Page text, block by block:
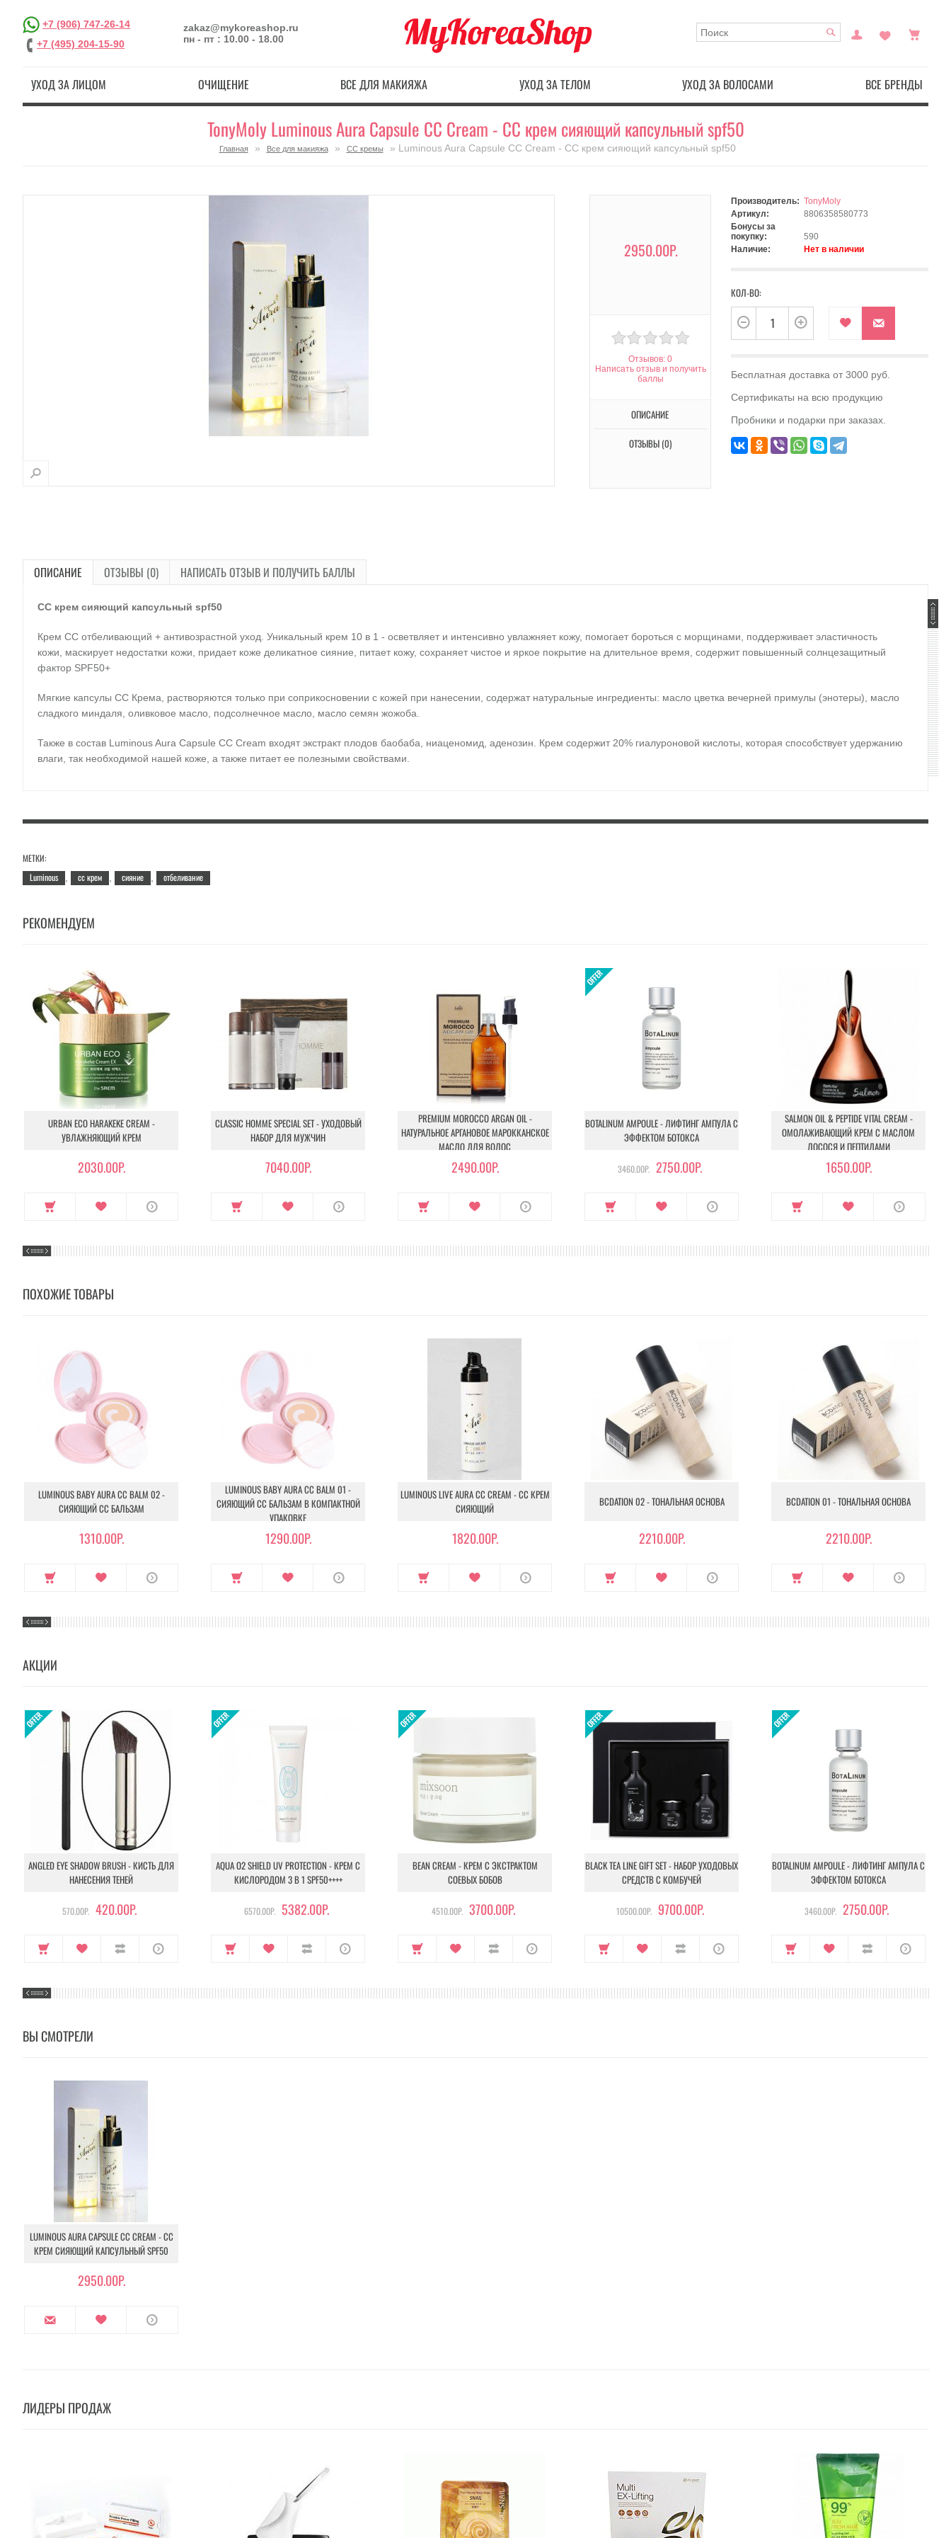
+7 (906) 747-26-14
+7 (495) 204-15-90
zakaz@mykoreashop.ru
пн - пт : 10.00 - 18.00
УХОД ЗА ЛИЦОМ ОЧИЩЕНИЕ ВСЕ ДЛЯ МАКИЯЖА УХОД ЗА ТЕЛОМ УХОД ЗА ВОЛОСАМИ ВСЕ БРЕНДЫ
TonyMoly Luminous Aura Capsule CC Cream - СС крем сияющий капсульный spf50
Главная » Все для макияжа » СС кремы » Luminous Aura Capsule CC Cream - СС крем сияющий капсульный spf50
2950.00Р.
Отзывов: 0
Написать отзыв и получить
баллы
ОПИСАНИЕ
ОТЗЫВЫ (0)
Производитель: TonyMoly
Артикул:
8806358580773
Бонусы за
покупку:
590
Наличие:
Нет в наличии
КОЛ-ВО:
Бесплатная доставка от 3000 руб.
Сертификаты на всю продукцию
Пробники и подарки при заказах.
ОПИСАНИЕ ОТЗЫВЫ (0) НАПИСАТЬ ОТЗЫВ И ПОЛУЧИТЬ БАЛЛЫ
СС крем сияющий капсульный spf50
Крем СС отбеливающий + антивозрастной уход. Уникальный крем 10 в 1 - осветвляет и интенсивно увлажняет кожу, помогает бороться с морщинами, поддерживает эластичность
кожи, маскирует недостатки кожи, придает коже деликатное сияние, питает кожу, сохраняет чистое и яркое покрытие на длительное время, содержит повышенный солнцезащитный
фактор SPF50+
Мягкие капсулы СС Крема, растворяются только при соприкосновении с кожей при нанесении, содержат натуральные ингредиенты: масло цветка вечерней примулы (энотеры), масло
сладкого миндаля, оливковое масло, подсолнечное масло, масло семян жожоба.
Также в состав Luminous Aura Capsule CC Cream входят экстракт плодов баобаба, ниаценомид, аденозин. Крем содержит 20% гиалуроновой кислоты, которая способствует удержанию
влаги, так необходимой нашей коже, а также питает ее полезными свойствами.
Объем:50 мл.
МЕТКИ:
Luminous
cc крем сияние отбеливание
РЕКОМЕНДУЕМ
URBAN ECO HARAKEKE CREAM -
УВЛАЖНЯЮЩИЙ КРЕМ
2030.00Р.
CLASSIC HOMME SPECIAL SET - УХОДОВЫЙ
НАБОР ДЛЯ МУЖЧИН
7040.00Р.
PREMIUM MOROCCO ARGAN OIL -
НАТУРАЛЬНОЕ АРГАНОВОЕ МАРОККАНСКОЕ
МАСЛО ДЛЯ ВОЛОС
2490.00Р.
BOTALINUM AMPOULE - ЛИФТИНГ АМПУЛА С
ЭФФЕКТОМ БОТОКСА
3460.00Р. 2750.00Р.
SALMON OIL & PEPTIDE VITAL CREAM -
ОМОЛАЖИВАЮЩИЙ КРЕМ С МАСЛОМ
ЛОСОСЯ И ПЕПТИДАМИ
1650.00Р.
ПОХОЖИЕ ТОВАРЫ
LUMINOUS BABY AURA CC BALM 02 -
СИЯЮЩИЙ CC БАЛЬЗАМ
1310.00Р.
LUMINOUS BABY AURA CC BALM 01 -
СИЯЮЩИЙ CC БАЛЬЗАМ В КОМПАКТНОЙ
УПАКОВКЕ
1290.00Р.
LUMINOUS LIVE AURA CC CREAM - СС КРЕМ
СИЯЮЩИЙ
1820.00Р.
BCDATION 02 - ТОНАЛЬНАЯ ОСНОВА
2210.00Р.
BCDATION 01 - ТОНАЛЬНАЯ ОСНОВА
2210.00Р.
АКЦИИ
ANGLED EYE SHADOW BRUSH - КИСТЬ ДЛЯ
НАНЕСЕНИЯ ТЕНЕЙ
570.00Р. 420.00Р.
AQUA O2 SHIELD UV PROTECTION - КРЕМ С
КИСЛОРОДОМ 3 В 1 SPF50++++
6570.00Р. 5382.00Р.
BEAN CREAM - КРЕМ С ЭКСТРАКТОМ
СОЕВЫХ БОБОВ
4510.00Р. 3700.00Р.
BLACK TEA LINE GIFT SET - НАБОР УХОДОВЫХ
СРЕДСТВ С КОМБУЧЕЙ
10500.00Р. 9700.00Р.
BOTALINUM AMPOULE - ЛИФТИНГ АМПУЛА С
ЭФФЕКТОМ БОТОКСА
3460.00Р. 2750.00Р.
ВЫ СМОТРЕЛИ
LUMINOUS AURA CAPSULE CC CREAM - СС
КРЕМ СИЯЮЩИЙ КАПСУЛЬНЫЙ SPF50
2950.00Р.
ЛИДЕРЫ ПРОДАЖ